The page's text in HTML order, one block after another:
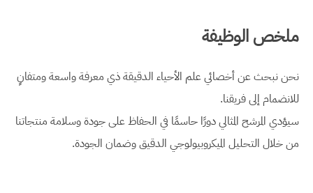
ملخص الوظيفة
نحن نبحث عن أخصائي علم الأحياء الدقيقة ذي معرفة واسعة ومتفانٍ
للانضمام إلى فريقنا.
سيؤدي المرشح المثالي دورًا حاسمًا في الحفاظ على جودة وسلامة منتجاتنا
من خلال التحليل الميكروبيولوجي الدقيق وضمان الجودة.